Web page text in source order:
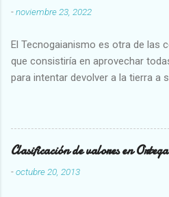
-noviembre 23, 2022
El Tecnogaianismo es otra de las
que consistiría en aprovechar
para intentar devolver a la tierra a
Clasificación de valores en
-octubre 20, 2013